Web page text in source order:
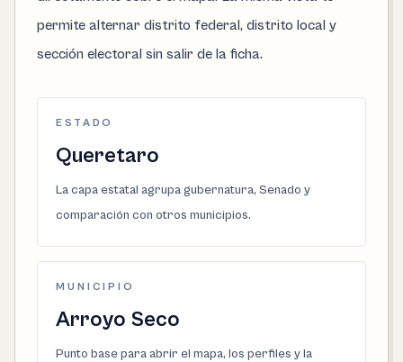
permite alternar distrito federal, distrito local y
sección electoral sin salir de la ficha.
ESTADO
Queretaro
La capa estatal agrupa gubernatura, Senado y
comparación con otros municipios.
MUNICIPIO
Arroyo Seco
Punto base para abrir el mapa, los perfiles y la